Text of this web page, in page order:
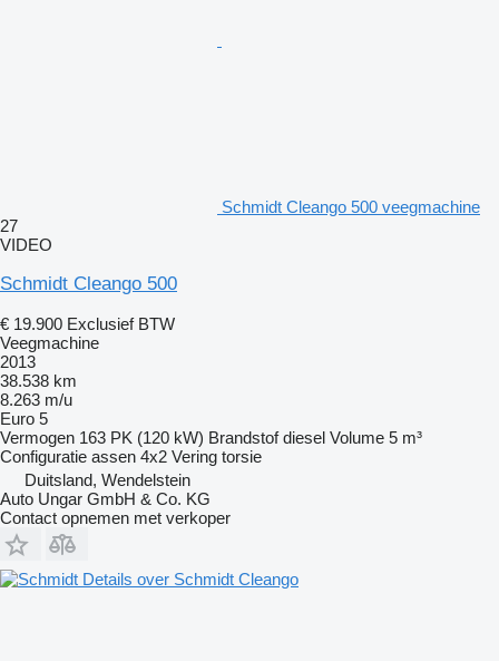
Schmidt Cleango 500 veegmachine
27
VIDEO
Schmidt Cleango 500
€ 19.900 Exclusief BTW
Veegmachine
2013
38.538 km
8.263 m/u
Euro 5
Vermogen 163 PK (120 kW) Brandstof diesel Volume 5 m³
Configuratie assen 4x2 Vering torsie
Duitsland, Wendelstein
Auto Ungar GmbH & Co. KG
Contact opnemen met verkoper
Details over Schmidt Cleango